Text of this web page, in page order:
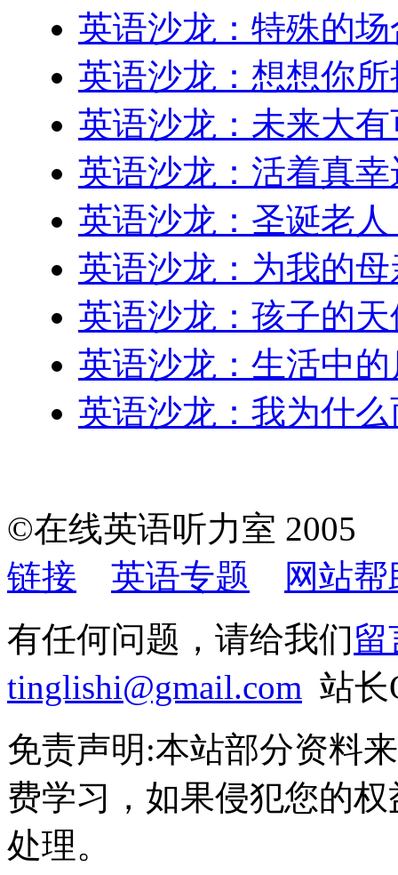
英语沙龙：特殊的场
英语沙龙：想想你
英语沙龙：未来大
英语沙龙：活着真幸
英语沙龙：圣诞老
英语沙龙：为我的
英语沙龙：孩子的天
英语沙龙：生活中
英语沙龙：我为什
©在线英语听力室
链接
英语专题
网站帮
有任何问题，请给我们留
tinglishi@gmail.com 站长
免责声明:本站部分资料
费学习，如果侵犯您的
处理。